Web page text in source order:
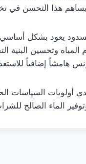
يساهم هذا التحسن
يعود بشكل
وتحسين البنية
هامشاً إضافياً
أولويات السياسات
الماء الصالح